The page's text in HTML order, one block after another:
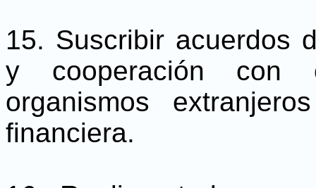
15. Suscribir acuerdos
y cooperación con
organismos
financiera.